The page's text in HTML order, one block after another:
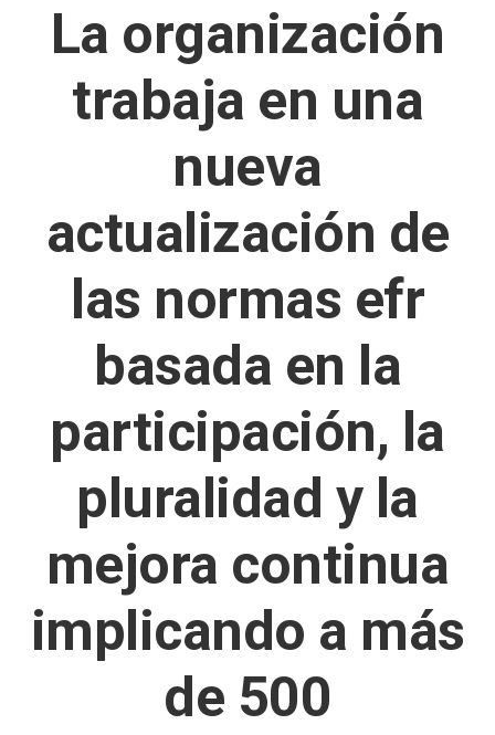
La organización
trabaja en una
nueva
actualización de
las normas efr
basada en la
participación, la
pluralidad y la
mejora continua
implicando a más
de 500